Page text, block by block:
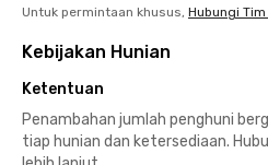
Untuk permintaan khusus, Hubungi Tim
Kebijakan Hunian
Ketentuan
Penambahan jumlah penghuni
tiap hunian dan ketersediaan.